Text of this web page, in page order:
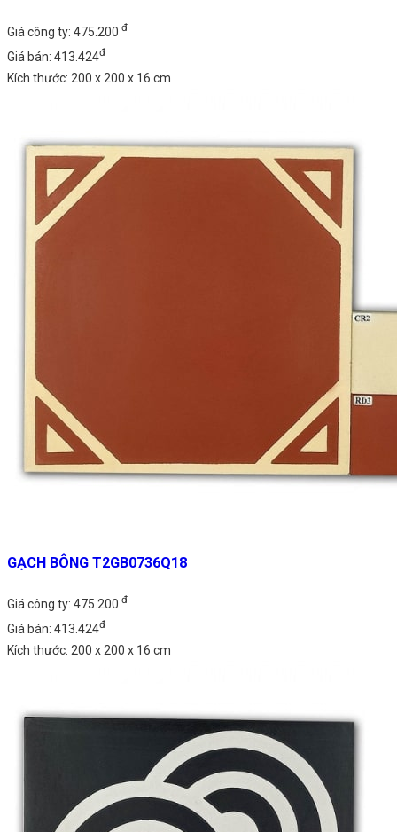
Giá công ty: 475.200 đ
Giá bán: 413.424đ
Kích thước: 200 x 200 x 16 cm
GẠCH BÔNG T2GB0736Q18
Giá công ty: 475.200 đ
Giá bán: 413.424đ
Kích thước: 200 x 200 x 16 cm